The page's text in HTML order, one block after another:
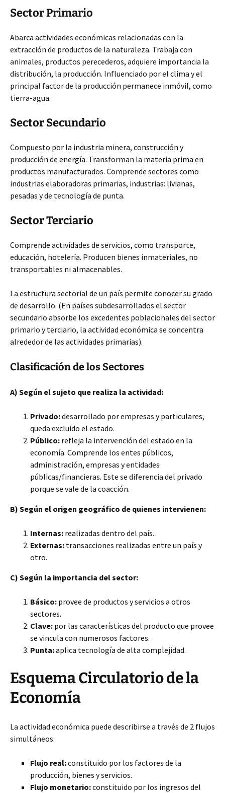
Sector Primario
Abarca actividades económicas relacionadas con la
extracción de productos de la naturaleza. Trabaja con
animales, productos perecederos, adquiere importancia la
distribución, la producción. Influenciado por el clima y el
principal factor de la producción permanece inmóvil, como
tierra-agua.
Sector Secundario
Compuesto por la industria minera, construcción y
producción de energía. Transforman la materia prima en
productos manufacturados. Comprende sectores como
industrias elaboradoras primarias, industrias: livianas,
pesadas y de tecnología de punta.
Sector Terciario
Comprende actividades de servicios, como transporte,
educación, hotelería. Producen bienes inmateriales, no
transportables ni almacenables.
La estructura sectorial de un país permite conocer su grado
de desarrollo. (En países subdesarrollados el sector
secundario absorbe los excedentes poblacionales del sector
primario y terciario, la actividad económica se concentra
alrededor de las actividades primarias).
Clasificación de los Sectores
A) Según el sujeto que realiza la actividad:
Privado:desarrollado por empresas y particulares,
queda excluido el estado.
Público: refleja la intervención del estado en la
economía. Comprende los entes públicos,
administración, empresas y entidades
públicas/financieras. Este se diferencia del privado
porque se vale de la coacción.
B) Según el origen geográfico de quienes intervienen:
Internas: realizadas dentro del país.
Externas: transacciones realizadas entre un país y
otro.
C) Según la importancia del sector:
Básico: provee de productos y servicios a otros
sectores.
Clave: por las características del producto que provee
se vincula con numerosos factores.
Punta:aplica tecnología de alta complejidad.
Esquema Circulatorio de la
Economía
La actividad económica puede describirse a través de 2 flujos
simultáneos:
Flujo real:constituido por los factores de la
producción, bienes y servicios.
Flujo monetario:constituido por los ingresos del